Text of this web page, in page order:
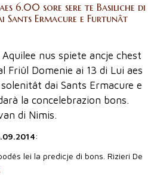
6.00 sore sere te Basiliche di
Sants Ermacure e Furtunât
nus spiete ancje chest
Friûl Domenie ai 13 di Lui aes
dai Sants Ermacure e
la concelebrazion bons.
di Nimis.
:
lei la predicje di bons. Rizieri De